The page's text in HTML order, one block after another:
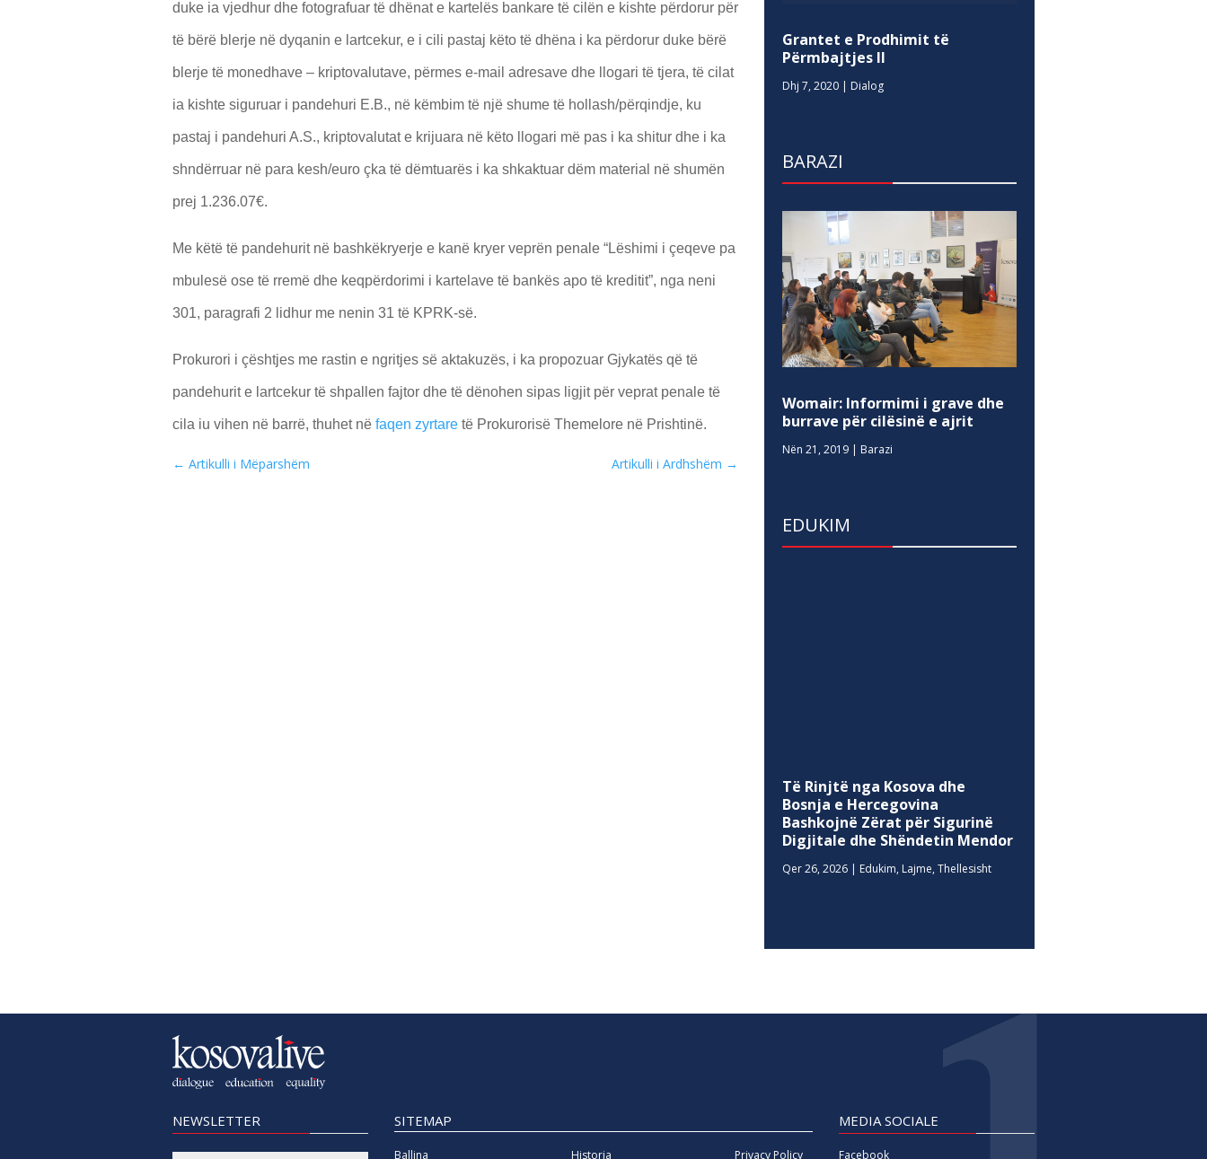
duke ia vjedhur dhe fotografuar të dhënat e kartelës bankare të cilën e kishte përdorur për
të bërë blerje në dyqanin e lartcekur, e i cili pastaj këto të dhëna i ka përdorur duke bërë
blerje të monedhave – kriptovalutave, përmes e-mail adresave dhe llogari të tjera, të cilat
ia kishte siguruar i pandehuri E.B., në këmbim të një shume të hollash/përqindje, ku
pastaj i pandehuri A.S., kriptovalutat e krijuara në këto llogari më pas i ka shitur dhe i ka
shndërruar në para kesh/euro çka të dëmtuarës i ka shkaktuar dëm material në shumën
prej 1.236.07€.
Me këtë të pandehurit në bashkëkryerje e kanë kryer veprën penale “Lëshimi i çeqeve pa
mbulesë ose të rremë dhe keqpërdorimi i kartelave të bankës apo të kreditit”, nga neni
301, paragrafi 2 lidhur me nenin 31 të KPRK-së.
Prokurori i çështjes me rastin e ngritjes së aktakuzës, i ka propozuar Gjykatës që të
pandehurit e lartcekur të shpallen fajtor dhe të dënohen sipas ligjit për veprat penale të
cila iu vihen në barrë, thuhet në faqen zyrtare të Prokurorisë Themelore në Prishtinë.
← Artikulli i Mëparshëm Artikulli i Ardhshëm →
Grantet e Prodhimit të
Përmbajtjes II
Dhj 7, 2020 | Dialog
BARAZI
Womair: Informimi i grave dhe
burrave për cilësinë e ajrit
Nën 21, 2019 | Barazi
EDUKIM
Të Rinjtë nga Kosova dhe
Bosnja e Hercegovina
Bashkojnë Zërat për Sigurinë
Digjitale dhe Shëndetin Mendor
Qer 26, 2026 | Edukim, Lajme,Thellesisht
NEWSLETTER SITEMAP
Ballina Historia Privacy Policy
MEDIA SOCIALE
Facebook